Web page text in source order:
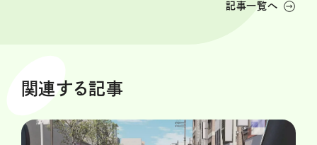
記事一覧へ
関連する記事